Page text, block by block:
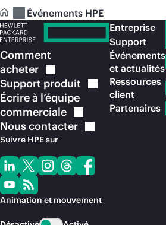
Événements HPE
Comment
acheter
Support produit
Écrire à l’équipe
commerciale
Nouscontacter
Suivre HPE sur
Animation et mouvement
Entreprise
Support
Événements
et actualités
Ressources
client
Partenaires